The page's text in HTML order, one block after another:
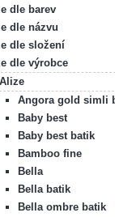
dle barev
dle názvu
dle složení
dle výrobce
Alize
Angora gold simli
Baby best
Baby best batik
Bamboo fine
Bella
Bella batik
Bella ombre batik